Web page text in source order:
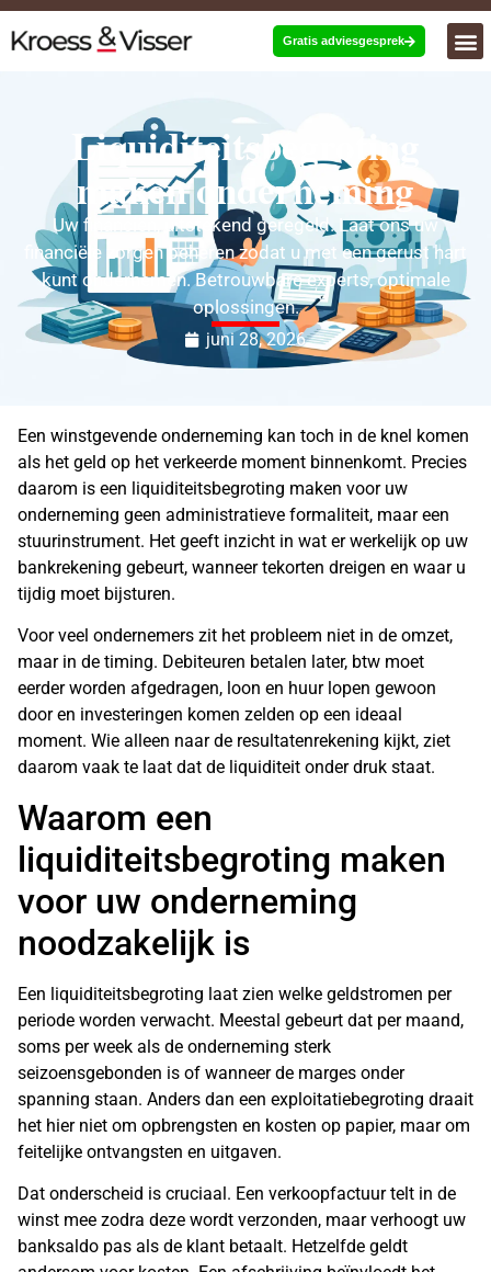
Gratis adviesgesprek
Liquiditeitsbegroting
maken onderneming
Uw financiën, uitstekend geregeld. Laat ons uw
financiële zorgen beheren zodat u met een gerust hart
kunt ondernemen. Betrouwbare experts, optimale
oplossingen.
juni 28, 2026
Een winstgevende onderneming kan toch in de knel komen
als het geld op het verkeerde moment binnenkomt. Precies
daarom is een liquiditeitsbegroting maken voor uw
onderneming geen administratieve formaliteit, maar een
stuurinstrument. Het geeft inzicht in wat er werkelijk op uw
bankrekening gebeurt, wanneer tekorten dreigen en waar u
tijdig moet bijsturen.
Voor veel ondernemers zit het probleem niet in de omzet,
maar in de timing. Debiteuren betalen later, btw moet
eerder worden afgedragen, loon en huur lopen gewoon
door en investeringen komen zelden op een ideaal
moment. Wie alleen naar de resultatenrekening kijkt, ziet
daarom vaak te laat dat de liquiditeit onder druk staat.
Waarom een
liquiditeitsbegroting maken
voor uw onderneming
noodzakelijk is
Een liquiditeitsbegroting laat zien welke geldstromen per
periode worden verwacht. Meestal gebeurt dat per maand,
soms per week als de onderneming sterk
seizoensgebonden is of wanneer de marges onder
spanning staan. Anders dan een exploitatiebegroting draait
het hier niet om opbrengsten en kosten op papier, maar om
feitelijke ontvangsten en uitgaven.
Dat onderscheid is cruciaal. Een verkoopfactuur telt in de
winst mee zodra deze wordt verzonden, maar verhoogt uw
banksaldo pas als de klant betaalt. Hetzelfde geldt